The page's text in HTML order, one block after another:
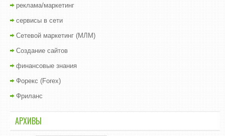
реклама/маркетинг
сервисы в сети
Сетевой маркетинг (МЛМ)
Создание сайтов
финансовые знания
Форекс (Forex)
Фриланс
АРХИВЫ